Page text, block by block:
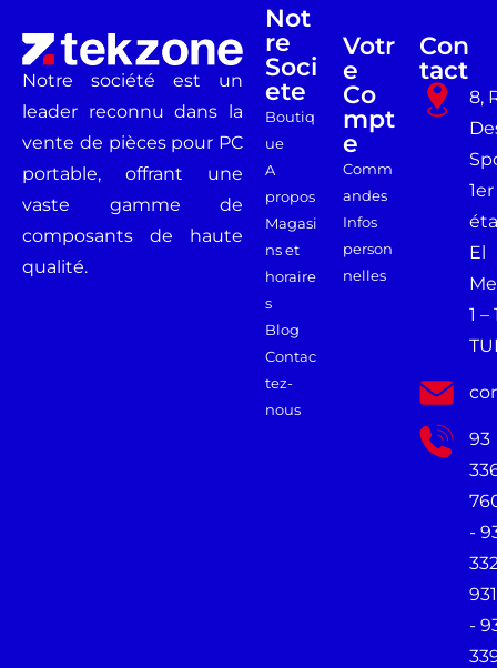
Notre société est un
leader reconnu dans la
vente de pièces pour PC
portable, offrant une
vaste gamme de
composants de haute
qualité.
Not
Re
Soci
Ete
Boutiq
ue
A
propos
Magasi
ns et
horaire
s
Blog
Contac
tez-
nous
Votr
E
Co
Mpt
E
Comm
andes
Infos
person
nelles
Con
Tact
8,
1er
El
1 –
93
-
931
-